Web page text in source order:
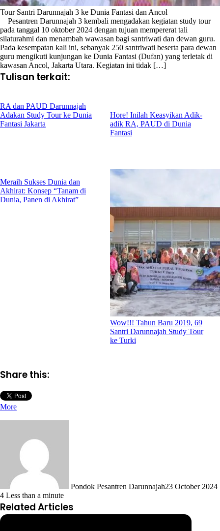
Tour Santri Darunnajah 3 ke Dunia Fantasi dan Ancol
Pesantren Darunnajah 3 kembali mengadakan kegiatan study tour
pada tanggal 10 oktober 2024 dengan tujuan mempererat tali
silaturahmi dan menambah wawasan bagi santriwati dan dewan guru.
Pada kesempatan kali ini, sebanyak 250 santriwati beserta para dewan
guru mengikuti kunjungan ke Dunia Fantasi (Dufan) yang terletak di
kawasan Ancol, Jakarta Utara. Kegiatan ini tidak […]
RA dan PAUD Darunnajah
Adakan Study Tour ke Dunia
Hore! Inilah Keasyikan Adik-
adik RA, PAUD di Dunia
Meraih Sukses Dunia dan
Akhirat: Konsep “Tanam di
Wow!!! Tahun Baru 2019, 69
Santri Darunnajah Study Tour
4Less than a minute
Related Articles